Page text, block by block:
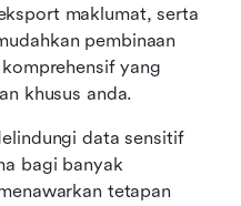
maklumat, serta
pembinaan
yang
khusus anda.
data sensitif
bagi banyak
tetapan